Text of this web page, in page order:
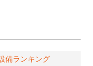
備ランキング